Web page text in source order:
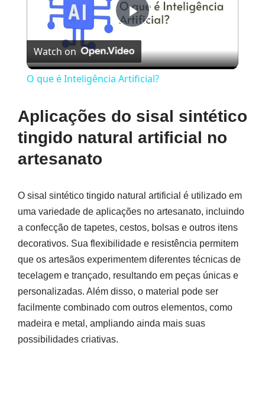
Play
Video
Watch on
O que é Inteligência Artificial?
Aplicações do sisal sintético
tingido natural artificial no
artesanato
O sisal sintético tingido natural artificial é utilizado em
uma variedade de aplicações no artesanato, incluindo
a confecção de tapetes, cestos, bolsas e outros itens
decorativos. Sua flexibilidade e resistência permitem
que os artesãos experimentem diferentes técnicas de
tecelagem e trançado, resultando em peças únicas e
personalizadas. Além disso, o material pode ser
facilmente combinado com outros elementos, como
madeira e metal, ampliando ainda mais suas
possibilidades criativas.